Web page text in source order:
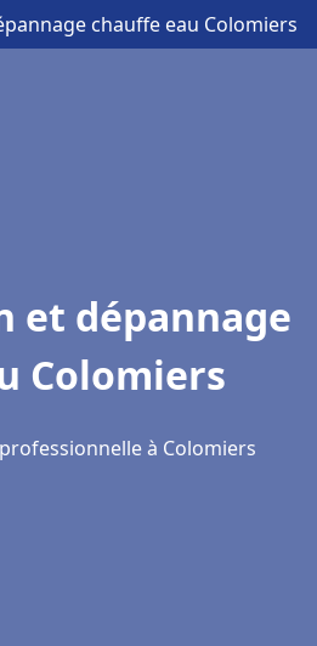
chauffe eau Colomiers
et dépannage
Colomiers
à Colomiers